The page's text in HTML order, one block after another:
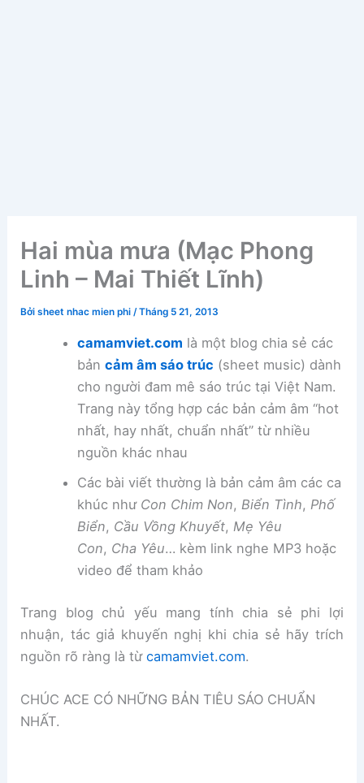
Hai mùa mưa (Mạc Phong
Linh – Mai Thiết Lĩnh)
Bởisheet nhac mien phi/Tháng 5 21, 2013
camamviet.com là một blog chia sẻ các
bản cảm âm sáo trúc (sheet music) dành
cho người đam mê sáo trúc tại Việt Nam.
Trang này tổng hợp các bản cảm âm “hot
nhất, hay nhất, chuẩn nhất” từ nhiều
nguồn khác nhau
Các bài viết thường là bản cảm âm các ca
khúc như Con Chim Non, Biển Tình, Phố
Biển, Cầu Vồng Khuyết, Mẹ Yêu
Con, Cha Yêu… kèm link nghe MP3 hoặc
video để tham khảo
Trang blog chủ yếu mang tính chia sẻ phi lợi
nhuận, tác giả khuyến nghị khi chia sẻ hãy trích
nguồn rõ ràng là từcamamviet.com.
CHÚC ACE CÓ NHỮNG BẢN TIÊU SÁO CHUẨN
NHẤT.